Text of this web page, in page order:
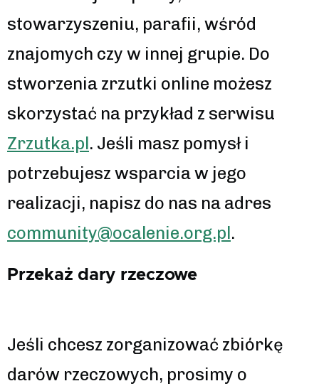
stowarzyszeniu, parafii, wśród
znajomych czy w innej grupie. Do
stworzenia zrzutki online możesz
skorzystać na przykład z serwisu
Zrzutka.pl. Jeśli masz pomysł i
potrzebujesz wsparcia w jego
realizacji, napisz do nas na adres
community@ocalenie.org.pl.
Przekaż dary rzeczowe
Jeśli chcesz zorganizować zbiórkę
darów rzeczowych, prosimy o